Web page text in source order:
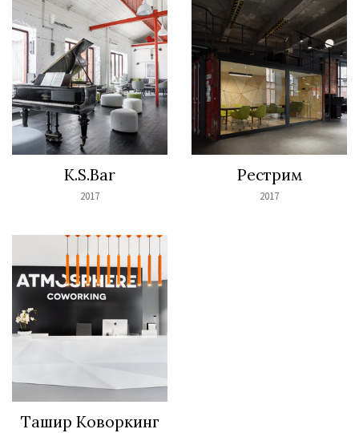
K.S.Bar
2017
Рестрим
2017
Ташир Коворкинг